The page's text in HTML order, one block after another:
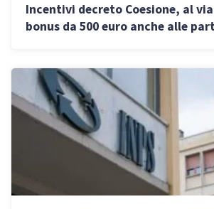
Incentivi decreto Coesione, al
bonus da 500 euro anche alle